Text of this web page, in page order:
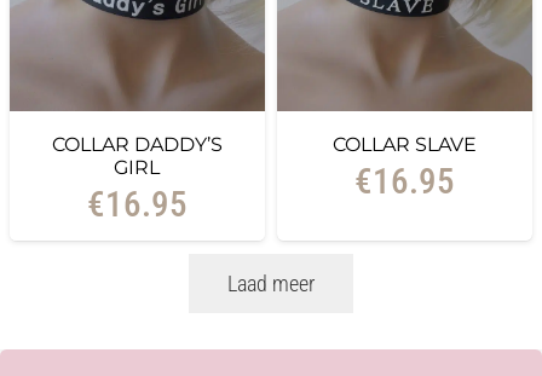
COLLAR DADDY’S
GIRL
€16.95
COLLAR SLAVE
€16.95
Laad meer